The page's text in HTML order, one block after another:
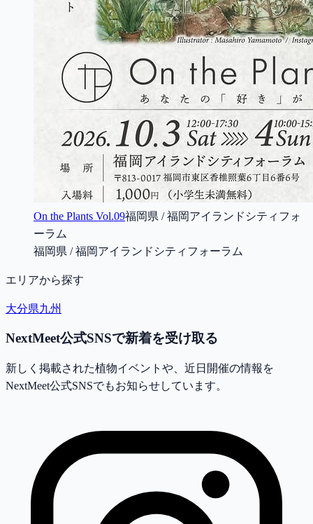
On the Plants Vol.09福岡県 / 福岡アイランドシティフォ
ーラム
福岡県 / 福岡アイランドシティフォーラム
エリアから探す
大分県九州
NextMeet公式SNSで新着を受け取る
新しく掲載された植物イベントや、近日開催の情報を
NextMeet公式SNSでもお知らせしています。